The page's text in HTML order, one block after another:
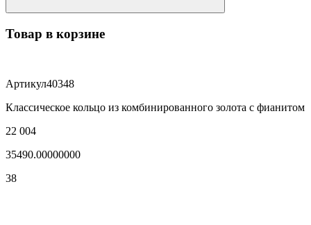
Товар в корзине
Артикул40348
Классическое кольцо из комбинированного золота с фианитом
22 004
35490.00000000
38